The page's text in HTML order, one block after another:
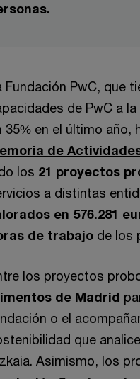
Fundación PwC, que
de PwC a
35% en el último año,
de
los 21 proyectos
a distintas
en 576.281
de trabajo de los
los proyectos
de Madrid
o el
que
Asimismo, los